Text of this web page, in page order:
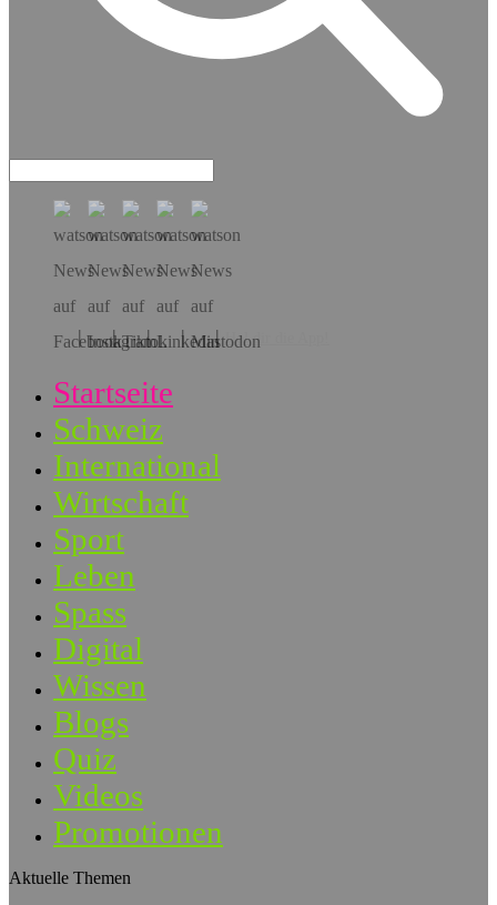
Hol dir die App!
Startseite
Schweiz
International
Wirtschaft
Sport
Leben
Spass
Digital
Wissen
Blogs
Quiz
Videos
Promotionen
Aktuelle Themen